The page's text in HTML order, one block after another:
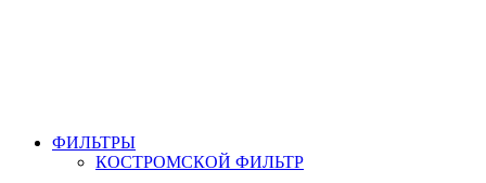
ФИЛЬТРЫ
КОСТРОМСКОЙ ФИЛЬТР